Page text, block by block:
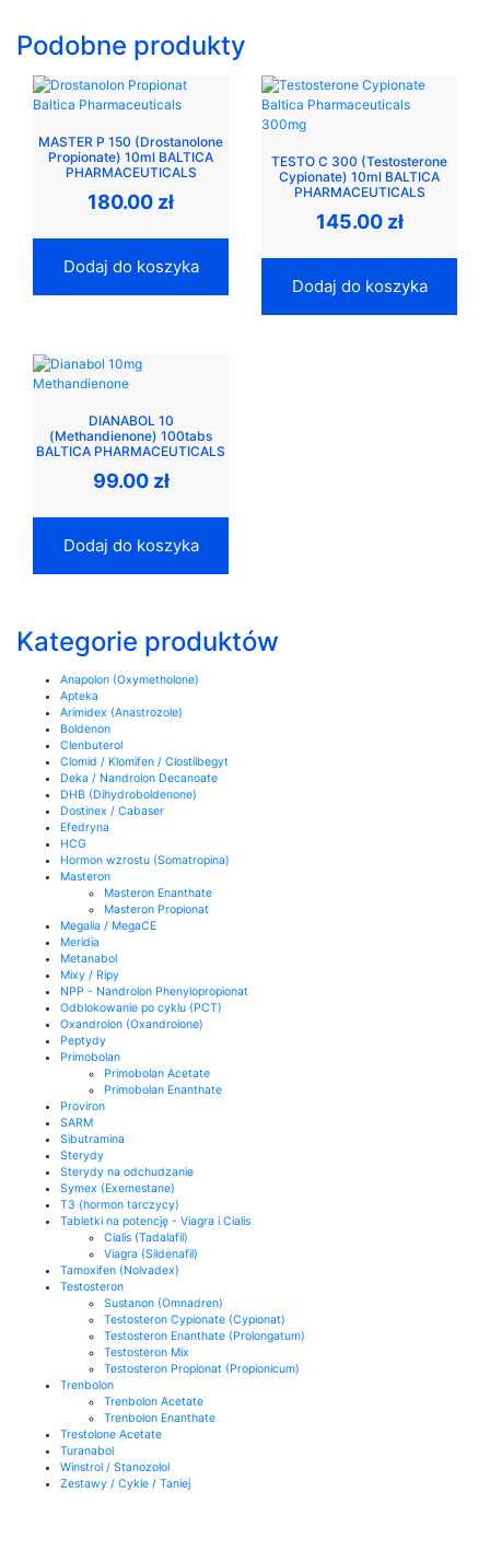
Podobne produkty
MASTER P 150 (Drostanolone
Propionate) 10ml BALTICA
PHARMACEUTICALS
180.00 zł
Dodaj do koszyka
TESTO C 300 (Testosterone
Cypionate) 10ml BALTICA
PHARMACEUTICALS
145.00 zł
Dodaj do koszyka
DIANABOL 10
(Methandienone) 100tabs
BALTICA PHARMACEUTICALS
99.00 zł
Dodaj do koszyka
Kategorie produktów
Anapolon (Oxymetholone)
Apteka
Arimidex (Anastrozole)
Boldenon
Clenbuterol
Clomid / Klomifen / Clostilbegyt
Deka / Nandrolon Decanoate
DHB (Dihydroboldenone)
Dostinex / Cabaser
Efedryna
HCG
Hormon wzrostu (Somatropina)
Masteron
Masteron Enanthate
Masteron Propionat
Megalia / MegaCE
Meridia
Metanabol
Mixy / Ripy
NPP - Nandrolon Phenylopropionat
Odblokowanie po cyklu (PCT)
Oxandrolon (Oxandrolone)
Peptydy
Primobolan
Primobolan Acetate
Primobolan Enanthate
Proviron
SARM
Sibutramina
Sterydy
Sterydy na odchudzanie
Symex (Exemestane)
T3 (hormon tarczycy)
Tabletki na potencję - Viagra i Cialis
Cialis (Tadalafil)
Viagra (Sildenafil)
Tamoxifen (Nolvadex)
Testosteron
Sustanon (Omnadren)
Testosteron Cypionate (Cypionat)
Testosteron Enanthate (Prolongatum)
Testosteron Mix
Testosteron Propionat (Propionicum)
Trenbolon
Trenbolon Acetate
Trenbolon Enanthate
Trestolone Acetate
Turanabol
Winstrol / Stanozolol
Zestawy / Cykle / Taniej